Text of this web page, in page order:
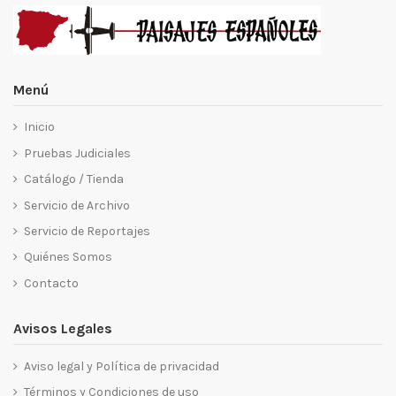
Menú
Inicio
Pruebas Judiciales
Catálogo / Tienda
Servicio de Archivo
Servicio de Reportajes
Quiénes Somos
Contacto
Avisos Legales
Aviso legal y Política de privacidad
Términos y Condiciones de uso